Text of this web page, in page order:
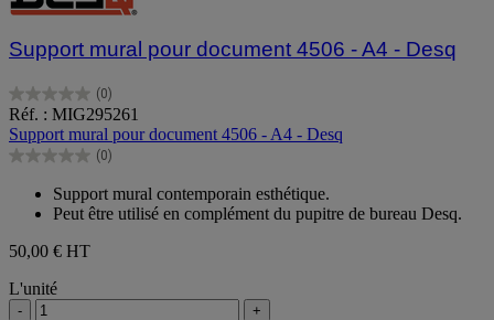
Support mural pour document 4506 - A4 - Desq
(0)
0.0
sur
5
étoiles.
Réf. : MIG295261
Support mural pour document 4506 - A4 - Desq
(0)
0.0
étoiles.
Support mural contemporain esthétique.
Peut être utilisé en complément du pupitre de bureau Desq.
50,00 € HT
L'unité
- +